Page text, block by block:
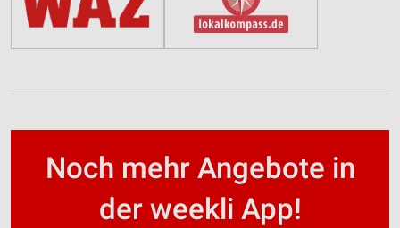
Noch mehr Angebote in
der weekli App!